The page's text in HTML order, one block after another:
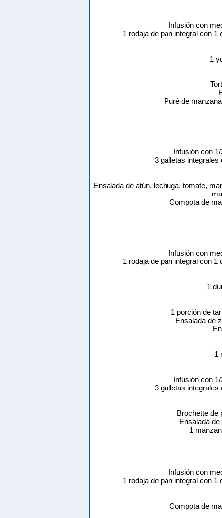
Infusión con
1 rodaja de pan integral con
1
Puré de
Infusión con
3 galletas integrales
Ensalada de atún, lechuga, tomate,
Compota de
Infusión con
1 rodaja de pan integral con
1
1 porción de
Ensalada de
1
Infusión con
3 galletas integrales
Brochette de
Ensalada
1
Infusión con
1 rodaja de pan integral con
Compota de